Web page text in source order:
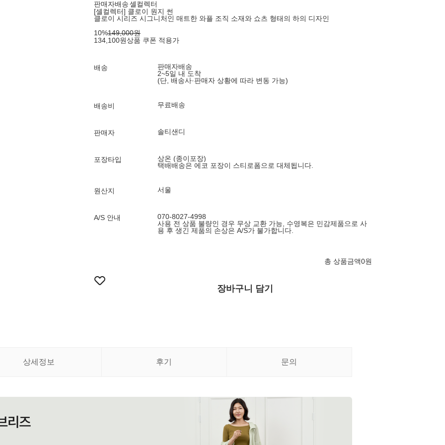
판매자배송셸컬렉터
[셸컬렉터] 클로이 원지 썬
클로이 시리즈 시그니처인 매트한 와플 조직 소재와 쇼츠 형태의 하의 디자인
10%149,000원
134,100원상품 쿠폰 적용가
배송
판매자배송
2~5일 내 도착
(단, 배송사·판매자 상황에 따라 변동 가능)
배송비 무료배송
판매자 솔티샌디
포장타입
상온 (종이포장)
택배배송은 에코 포장이 스티로폼으로 대체됩니다.
원산지 서울
A/S 안내
070-8027-4998
사용 전 상품 불량인 경우 무상 교환 가능, 수영복은 민감제품으로 사
용 후 생긴 제품의 손상은 A/S가 불가합니다.
총 상품금액0원
장바구니 담기
상세정보 후기 문의